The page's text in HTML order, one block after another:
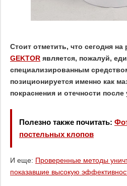
Стоит отметить, что сегодня на
GEKTORявляется, пожалуй,
специализированным
позиционируется именно как
покраснения и отечности после
Полезно также почитать:
постельных клопов
И еще: Проверенные методы
показавшие высокую